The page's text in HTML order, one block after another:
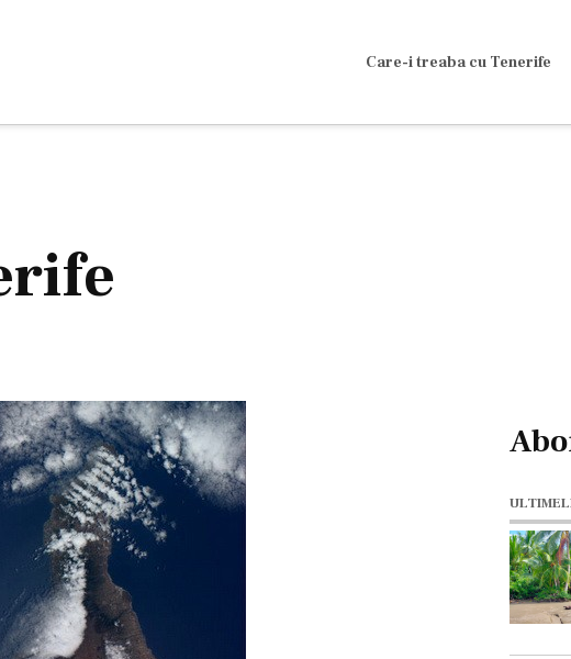
Care-i treaba cu Tenerife